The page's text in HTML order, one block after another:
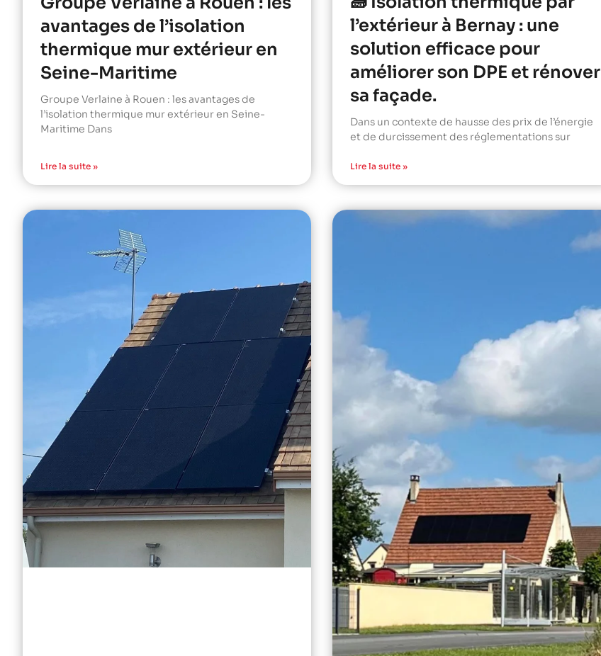
avantages de l’isolation
thermique mur extérieur en
Seine-Maritime
Groupe Verlaine à Rouen : les avantages de
l’isolation thermique mur extérieur en Seine-
Maritime Dans
Lire la suite »
l’extérieur à Bernay : une
solution efficace pour
améliorer son DPE et rénover
sa façade.
Dans un contexte de hausse des prix de l’énergie
et de durcissement des réglementations sur
Lire la suite »